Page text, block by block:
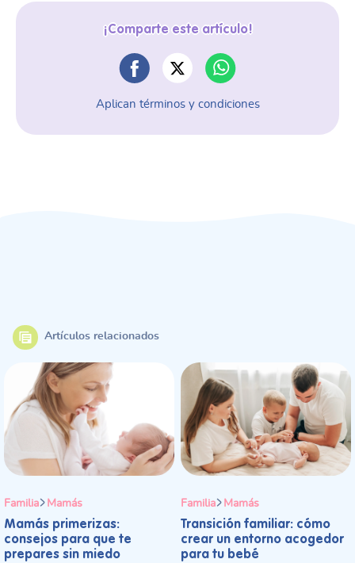
¡Comparte este artículo!
Aplican términos y condiciones
Artículos relacionados
Familia Mamás
Mamás primerizas:
consejos para que te
prepares sin miedo
Familia Mamás
Transición familiar: cómo
crear un entorno acogedor
para tu bebé